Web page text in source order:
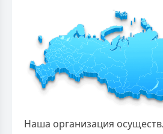
Наша организация